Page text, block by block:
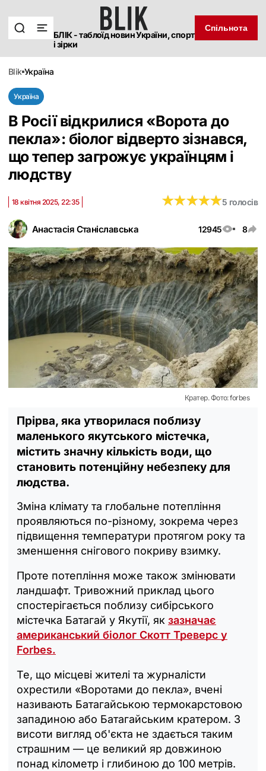
БЛІК - таблоїд новин України, спорт
і зірки
Спільнота
blik україна
Україна
В Росії відкрилися «‎Ворота до
пекла»: біолог відверто зізнався,
що тепер загрожує українцям і
людству
Анастасія Станіславська 12945 8
18 квітня 2025, 22:35 ★★★★★
★★★★★5 голосів
Кратер. Фото: forbes
Прірва, яка утворилася поблизу
маленького якутського містечка,
містить значну кількість води, що
становить потенційну небезпеку для
людства.
Зміна клімату та глобальне потепління
проявляються по-різному, зокрема через
підвищення температури протягом року та
зменшення снігового покриву взимку.
Проте потепління може також змінювати
ландшафт. Тривожний приклад цього
спостерігається поблизу сибірського
містечка Батагай у Якутії, як зазначає
американський біолог Скотт Треверс у
Forbes.
Те, що місцеві жителі та журналісти
охрестили «Воротами до пекла», вчені
називають Батагайською термокарстовою
западиною або Батагайським кратером. З
висоти вигляд об'єкта не здається таким
страшним — це великий яр довжиною
понад кілометр і глибиною до 100 метрів.